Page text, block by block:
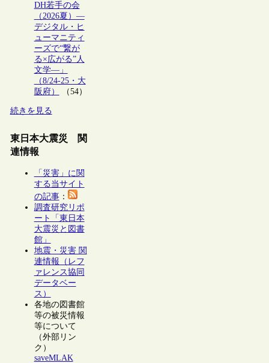
DH若手の会
（2026夏）―
デジタル・ヒ
ューマニティ
ーズで“繋が
る×広がる”人
文学―」
（8/24-25・大
阪府）
（54）
続きを見る
東日本大震災 関
連情報
「災害」に関
する当サイト
の記事：
調査研究リポ
ート「東日本
大震災と図書
館」
地震・災害 関
連情報（レフ
ァレンス協同
データベー
ス）
各地の図書館
等の被災情報
等について
（外部リン
ク）
saveMLAK